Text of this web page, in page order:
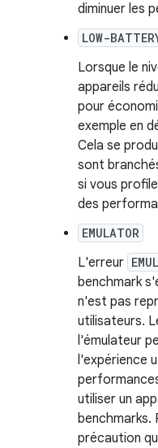
diminuer les
LOW-
Lorsque le
appareils
pour
exemple en
Cela se
sont
si vous
des
EMULATOR
L'erreur
benchmark
n'est pas
utilisateurs.
l'émulateur
l'expérience
utiliser un
benchmarks.
précaution